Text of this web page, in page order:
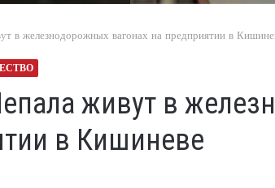
в железнодорожных вагонах на предприятии в
живут в
в Кишиневе